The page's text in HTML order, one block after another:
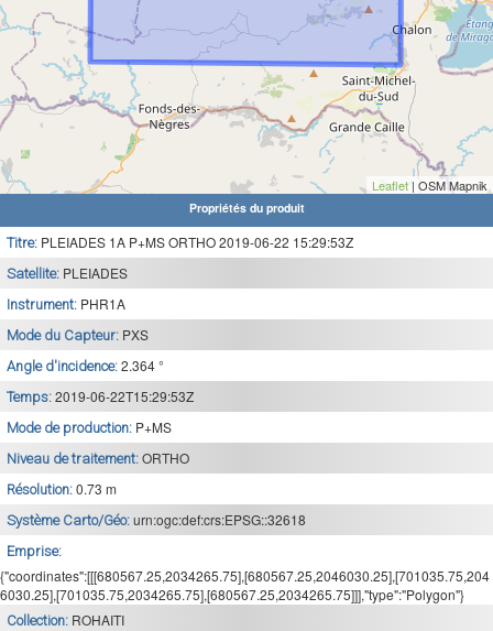
Leaflet | OSM Mapnik
Propriétés du produit
Titre: PLEIADES 1A P+MS ORTHO 2019-06-22 15:29:53Z
Satellite: PLEIADES
Instrument: PHR1A
Mode du Capteur: PXS
Angle d'incidence: 2.364 °
Temps: 2019-06-22T15:29:53Z
Mode de production: P+MS
Niveau de traitement: ORTHO
Résolution: 0.73 m
Système Carto/Géo: urn:ogc:def:crs:EPSG::32618
Emprise:
{"coordinates":[[[680567.25,2034265.75],[680567.25,2046030.25],[701035.75,204
6030.25],[701035.75,2034265.75],[680567.25,2034265.75]]],"type":"Polygon"}
Collection: ROHAITI